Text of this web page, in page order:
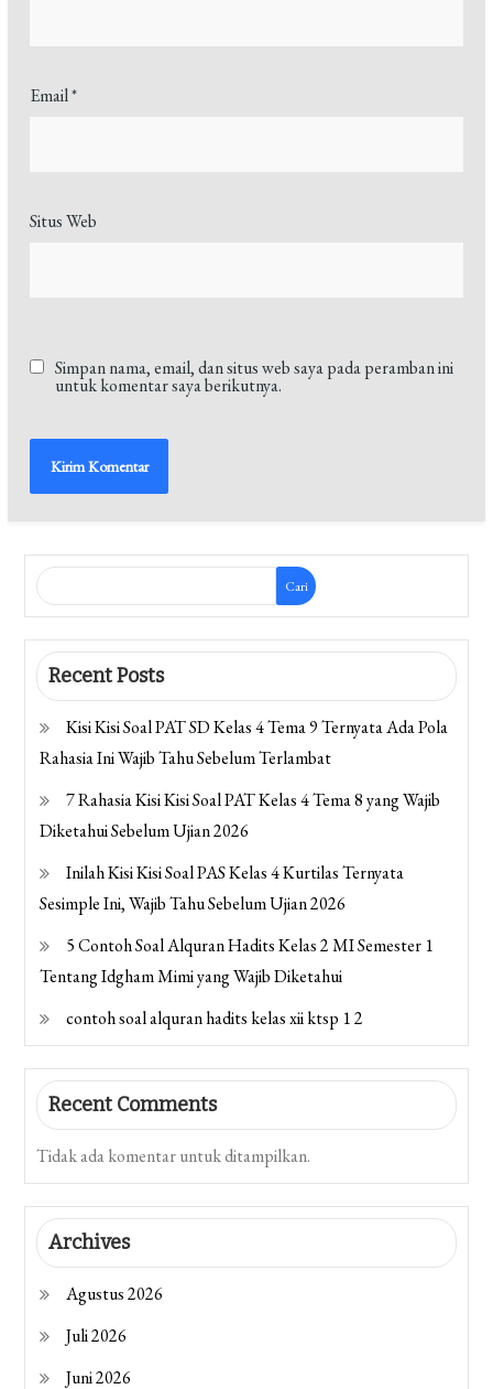
Email*
Situs Web
Simpan nama, email, dan situs web saya pada peramban ini
untuk komentar saya berikutnya.
Cari
Recent Posts
Kisi Kisi Soal PAT SD Kelas 4 Tema 9 Ternyata Ada Pola
Rahasia Ini Wajib Tahu Sebelum Terlambat
7 Rahasia Kisi Kisi Soal PAT Kelas 4 Tema 8 yang Wajib
Diketahui Sebelum Ujian 2026
Inilah Kisi Kisi Soal PAS Kelas 4 Kurtilas Ternyata
Sesimple Ini, Wajib Tahu Sebelum Ujian 2026
5 Contoh Soal Alquran Hadits Kelas 2 MI Semester 1
Tentang Idgham Mimi yang Wajib Diketahui
contoh soal alquran hadits kelas xii ktsp 1 2
Recent Comments
Tidak ada komentar untuk ditampilkan.
Archives
Agustus 2026
Juli 2026
Juni 2026